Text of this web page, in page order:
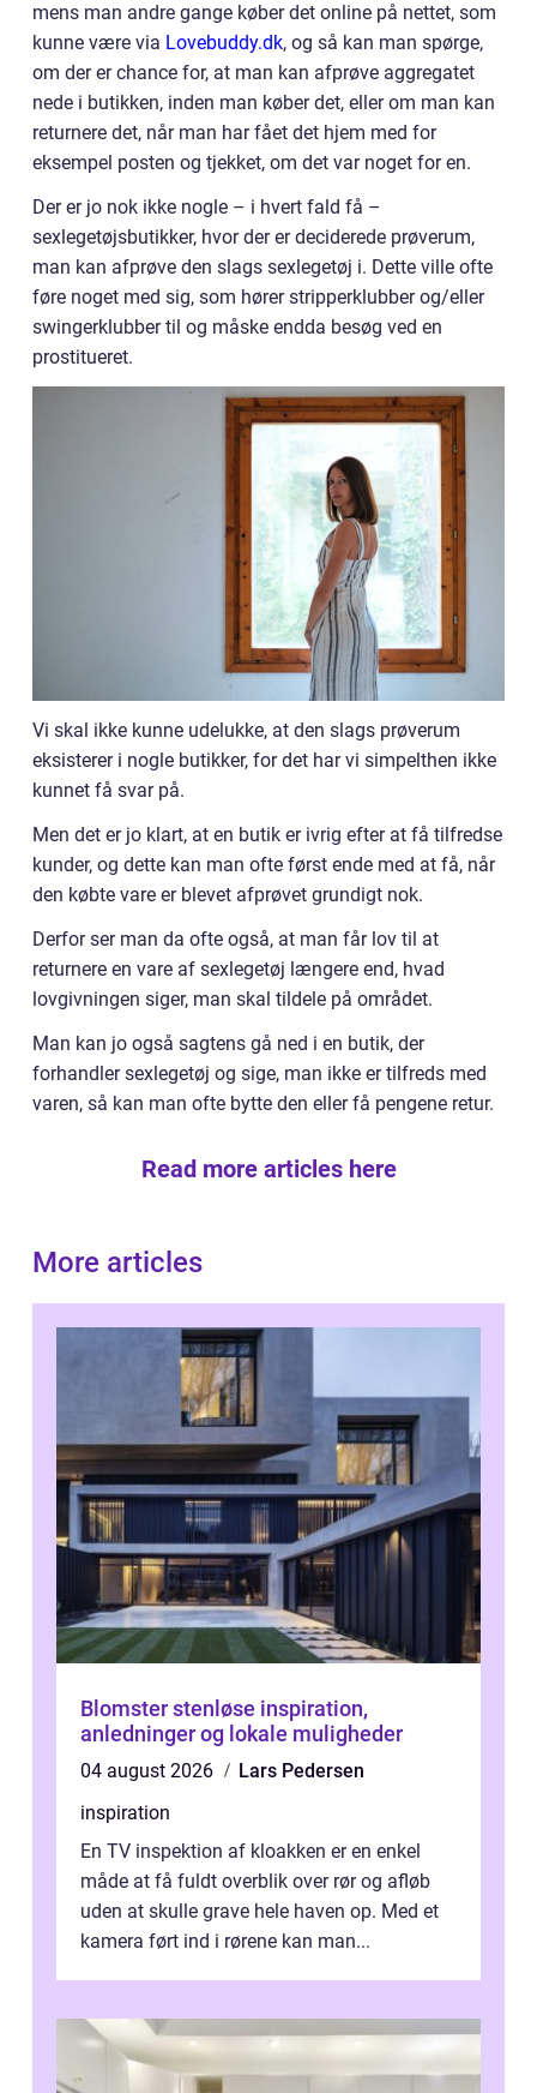
mens man andre gange køber det online på nettet, som
kunne være via Lovebuddy.dk, og så kan man spørge,
om der er chance for, at man kan afprøve aggregatet
nede i butikken, inden man køber det, eller om man kan
returnere det, når man har fået det hjem med for
eksempel posten og tjekket, om det var noget for en.
Der er jo nok ikke nogle – i hvert fald få –
sexlegetøjsbutikker, hvor der er deciderede prøverum,
man kan afprøve den slags sexlegetøj i. Dette ville ofte
føre noget med sig, som hører stripperklubber og/eller
swingerklubber til og måske endda besøg ved en
prostitueret.
Vi skal ikke kunne udelukke, at den slags prøverum
eksisterer i nogle butikker, for det har vi simpelthen ikke
kunnet få svar på.
Men det er jo klart, at en butik er ivrig efter at få tilfredse
kunder, og dette kan man ofte først ende med at få, når
den købte vare er blevet afprøvet grundigt nok.
Derfor ser man da ofte også, at man får lov til at
returnere en vare af sexlegetøj længere end, hvad
lovgivningen siger, man skal tildele på området.
Man kan jo også sagtens gå ned i en butik, der
forhandler sexlegetøj og sige, man ikke er tilfreds med
varen, så kan man ofte bytte den eller få pengene retur.
Read more articles here
More articles
Blomster stenløse inspiration,
anledninger og lokale muligheder
04 august 2026
Lars Pedersen
inspiration
En TV inspektion af kloakken er en enkel
måde at få fuldt overblik over rør og afløb
uden at skulle grave hele haven op. Med et
kamera ført ind i rørene kan man...